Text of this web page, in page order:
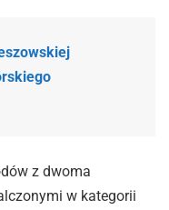
z dwoma
w kategorii